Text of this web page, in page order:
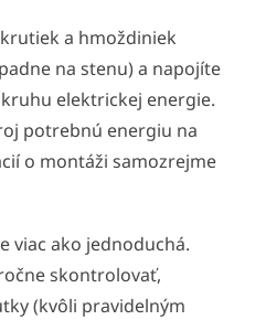
a hmoždiniek
na stenu) a napojíte
elektrickej energie.
potrebnú energiu na
o montáži samozrejme
viac ako jednoduchá.
skontrolovať,
(kvôli pravidelným